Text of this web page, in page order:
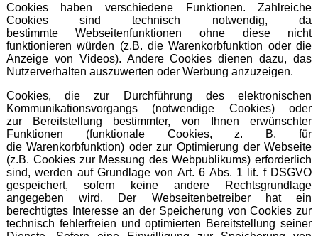
Cookies haben verschiedene Funktionen. Zahlreiche
Cookies sind technisch notwendig, da
bestimmte Webseitenfunktionen ohne diese nicht
funktionieren würden (z.B. die Warenkorbfunktion oder die
Anzeige von Videos). Andere Cookies dienen dazu, das
Nutzerverhalten auszuwerten oder Werbung anzuzeigen.
Cookies, die zur Durchführung des elektronischen
Kommunikationsvorgangs (notwendige Cookies) oder
zur Bereitstellung bestimmter, von Ihnen erwünschter
Funktionen (funktionale Cookies, z. B. für
die Warenkorbfunktion) oder zur Optimierung der Webseite
(z.B. Cookies zur Messung des Webpublikums) erforderlich
sind, werden auf Grundlage von Art. 6 Abs. 1 lit. f DSGVO
gespeichert, sofern keine andere Rechtsgrundlage
angegeben wird. Der Webseitenbetreiber hat ein
berechtigtes Interesse an der Speicherung von Cookies zur
technisch fehlerfreien und optimierten Bereitstellung seiner